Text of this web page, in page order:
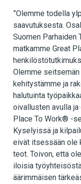
”Olemme todella
saavutuksesta.
Suomen Parhaiden
matkamme Great
Olemme
kehitystämme ja
halutuinta
oivallusten avulla
Place To Work® -
Kyselyissä ja
eivät itsessään ole
teot. Toivon, että
iloisia
äärimmäisen